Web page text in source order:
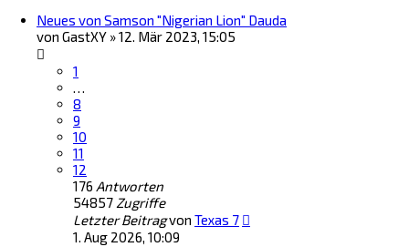
Neues von Samson "Nigerian Lion" Dauda
von GastXY »12. Mär 2023, 15:05
1
…
8
9
10
11
12
176 Antworten
54857 Zugriffe
Letzter Beitragvon Texas 7
1. Aug 2026, 10:09